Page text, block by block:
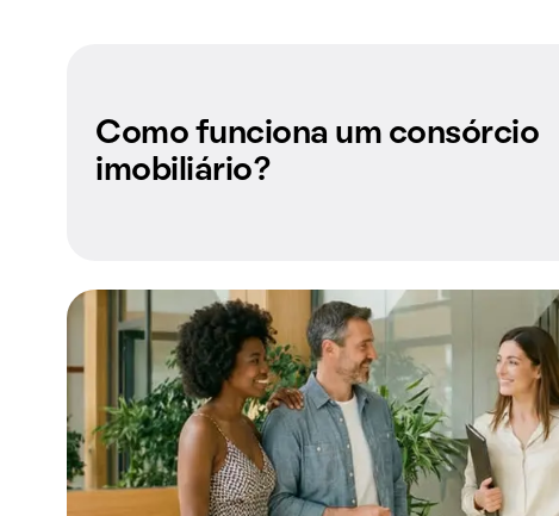
Como funciona um consórcio
imobiliário?